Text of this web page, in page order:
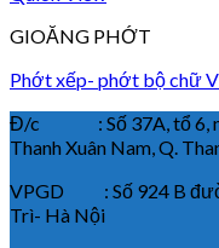
GIOĂNG PHỚT
Phớt xếp- phớt bộ chữ
Đ/c : Số 37A, tổ 6,
Thanh Xuân Nam, Q.
VPGD : Số 924 B
Trì- Hà Nội